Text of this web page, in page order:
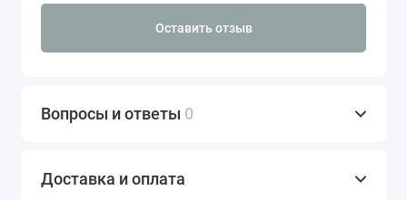
Оставить отзыв
Вопросы и ответы 0
Доставка и оплата